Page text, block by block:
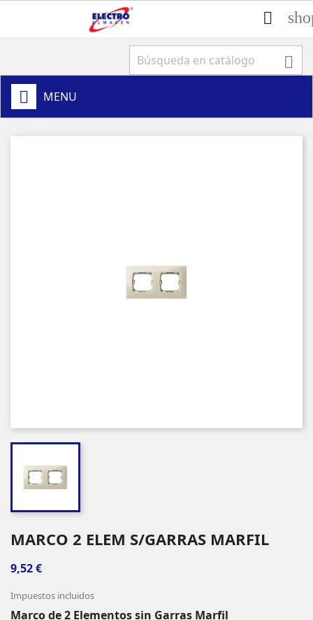


MENU
MARCO 2 ELEM S/GARRAS MARFIL
9,52 €
Impuestos incluidos
Marco de 2 Elementos sin Garras Marfil